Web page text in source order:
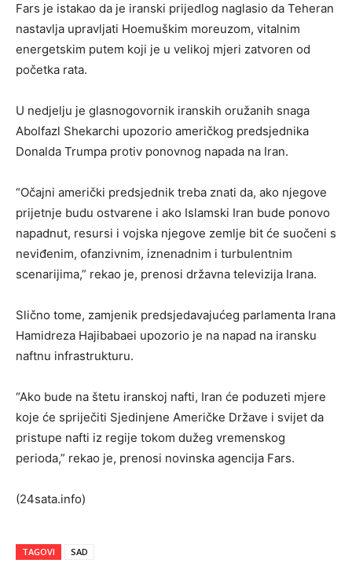
Fars je istakao da je iranski prijedlog naglasio da Teheran
nastavlja upravljati Hoemuškim moreuzom, vitalnim
energetskim putem koji je u velikoj mjeri zatvoren od
početka rata.
U nedjelju je glasnogovornik iranskih oružanih snaga
Abolfazl Shekarchi upozorio američkog predsjednika
Donalda Trumpa protiv ponovnog napada na Iran.
“Očajni američki predsjednik treba znati da, ako njegove
prijetnje budu ostvarene i ako Islamski Iran bude ponovo
napadnut, resursi i vojska njegove zemlje bit će suočeni s
neviđenim, ofanzivnim, iznenadnim i turbulentnim
scenarijima,” rekao je, prenosi državna televizija Irana.
Slično tome, zamjenik predsjedavajućeg parlamenta Irana
Hamidreza Hajibabaei upozorio je na napad na iransku
naftnu infrastrukturu.
“Ako bude na štetu iranskoj nafti, Iran će poduzeti mjere
koje će spriječiti Sjedinjene Američke Države i svijet da
pristupe nafti iz regije tokom dužeg vremenskog
perioda,” rekao je, prenosi novinska agencija Fars.
(24sata.info)
TAGOVI SAD